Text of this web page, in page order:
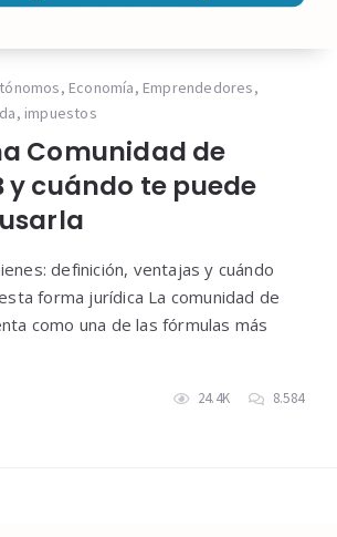
, Economía, Emprendedores,
, impuestos
Comunidad de
y cuándo te puede
definición, ventajas y cuándo
forma jurídica La comunidad de
como una de las fórmulas más
24.4K 8.584